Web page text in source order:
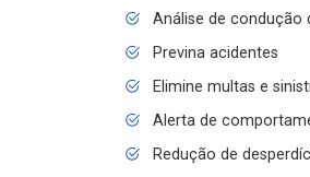
Análise de condução
Previna acidentes
Elimine multas e
Alerta de
Redução de